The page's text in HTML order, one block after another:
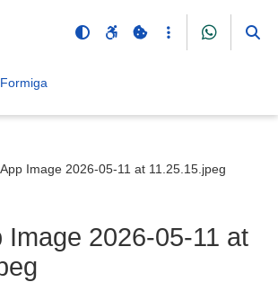
Image 2026-05-11 at 11.25.15.jpeg
Image 2026-05-11 at